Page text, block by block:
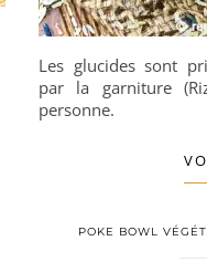
Les glucides sont
par la garniture
personne.
POKE BOWL